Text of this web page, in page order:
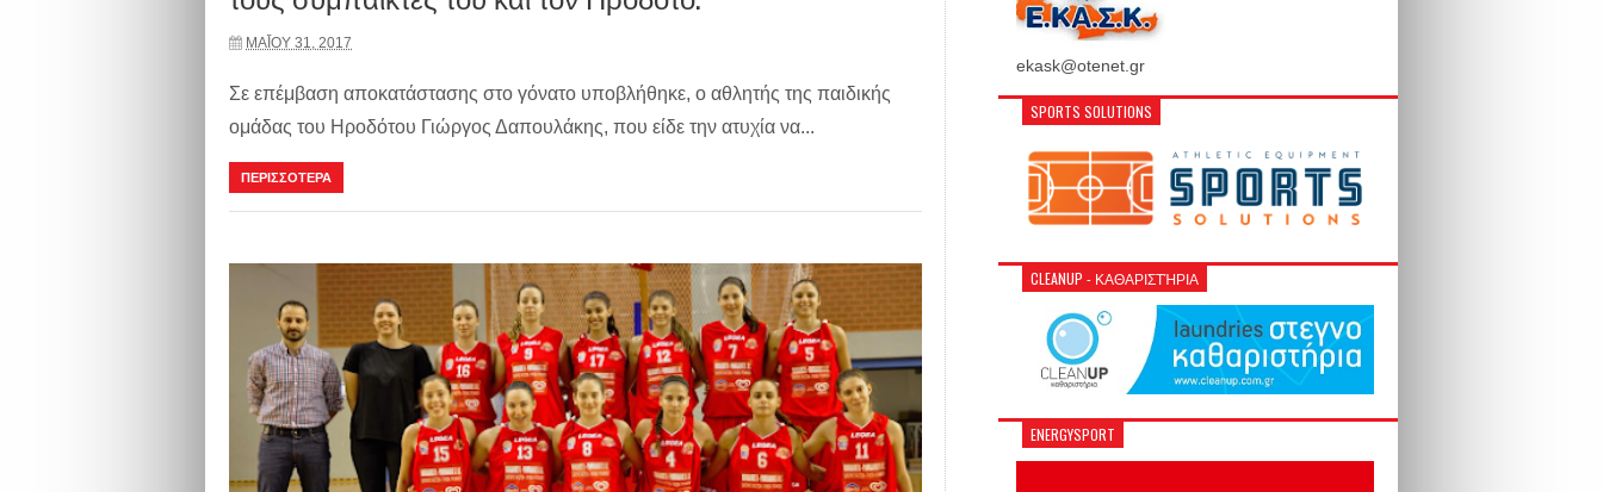
ΜΑΪ́ΟΥ 31, 2017
Σε επέμβαση αποκατάστασης στο γόνατο υποβλήθηκε, ο αθλητής της παιδικής
ομάδας του Ηροδότου Γιώργος Δαπουλάκης, που είδε την ατυχία να...
ΠΕΡΙΣΣΟΤΕΡΑ
ekask@otenet.gr
SPORTS SOLUTIONS
CLEANUP - ΚΑΘΑΡΙΣΤΉΡΙΑ
ENERGYSPORT